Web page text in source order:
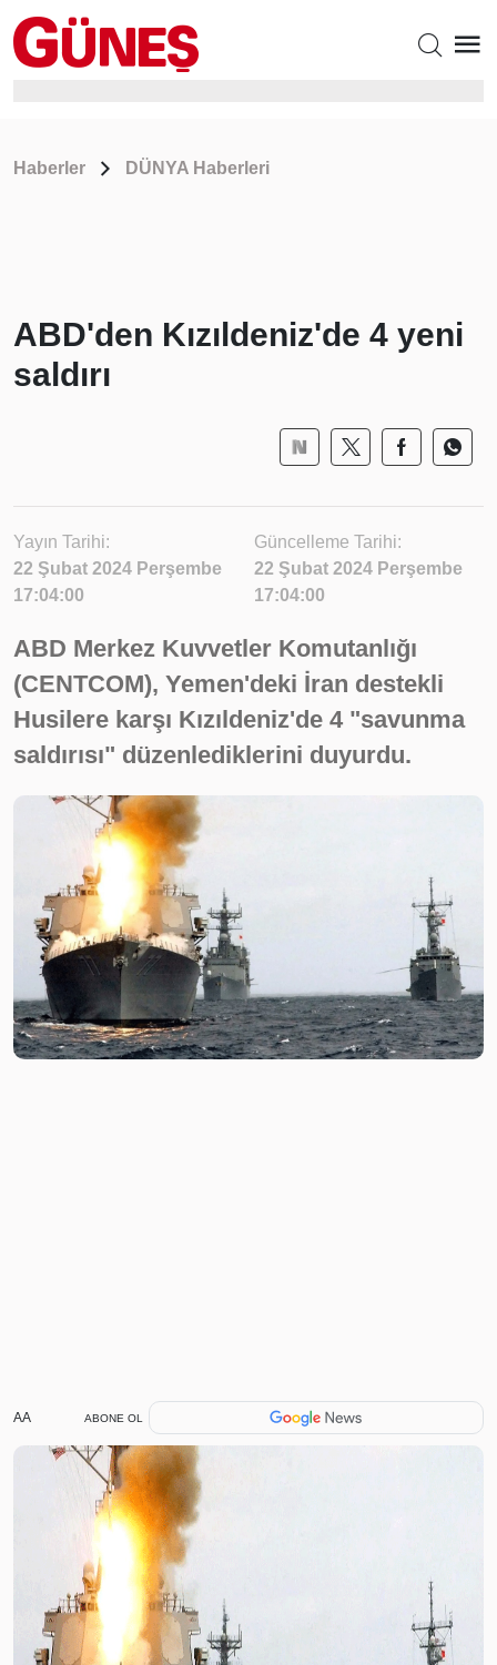
Haberler DÜNYA Haberleri
ABD'den Kızıldeniz'de 4 yeni
saldırı
Yayın Tarihi:
22 Şubat 2024 Perşembe
17:04:00
Güncelleme Tarihi:
22 Şubat 2024 Perşembe
17:04:00
ABD Merkez Kuvvetler Komutanlığı
(CENTCOM), Yemen'deki İran destekli
Husilere karşı Kızıldeniz'de 4 "savunma
saldırısı" düzenlediklerini duyurdu.
AA ABONE OL